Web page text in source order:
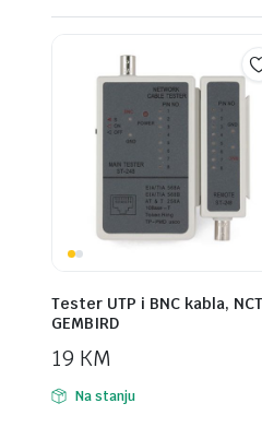
Tester UTP i BNC kabla,
GEMBIRD
19 KM
Na stanju